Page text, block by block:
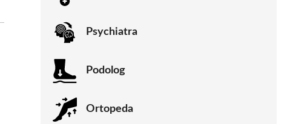
Psychiatra
Podolog
Ortopeda